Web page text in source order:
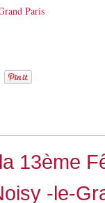
Paris
13ème
-le-